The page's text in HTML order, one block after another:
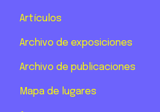
Artículos
Archivo de exposiciones
Archivo de publicaciones
Mapa de lugares